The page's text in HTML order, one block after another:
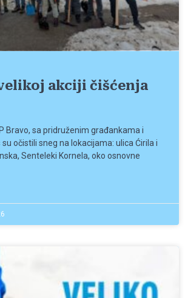
akciji čišćenja
Bravo, sa pridruženim građankama i
očistili sneg na lokacijama: ulica Ćirila i
Senteleki Kornela, oko osnovne